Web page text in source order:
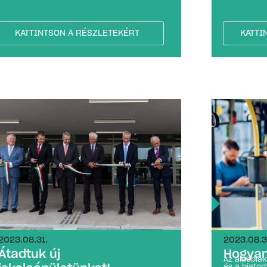
KATTINTSON A RÉSZLETEKÉRT
új
Az